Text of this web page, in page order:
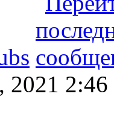
2021 2:46